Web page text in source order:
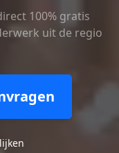
100% gratis
uit de regio